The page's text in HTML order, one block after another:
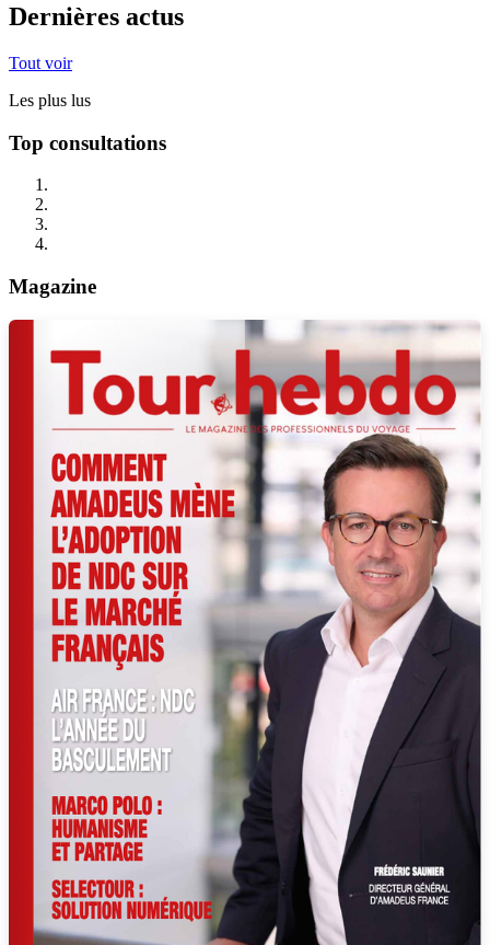
Dernières actus
Tout voir
Les plus lus
Top consultations
Magazine